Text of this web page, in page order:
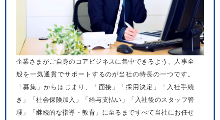
企業さまがご自身のコアビジネスに集中できるよう、人事全
般を一気通貫でサポートするのが当社の特長の一つです。
「募集」からはじまり、「面接」「採用決定」「入社手続
き」「社会保険加入」「給与支払い」「入社後のスタッフ管
理」「継続的な指導・教育」に至るまですべて当社にお任せ